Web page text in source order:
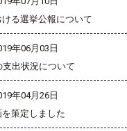
る選挙公報について
年06月03日
出状況について
年04月26日
策定しました